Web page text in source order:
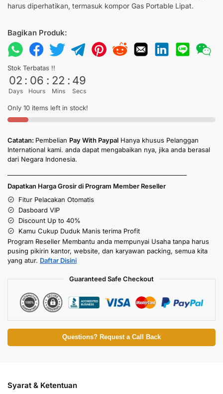
harus diperhatikan, termasuk kompor Gas Portable Lipat.
Bagikan Produk:
Stok Terbatas !!
02
Days
: 06
Hours
: 22
Mins
: 49
Secs
Only 10 items left in stock!
Catatan: Pembelian Pay With Paypal Hanya khusus Pelanggan
International kami. anda dapat mengabaikan nya, jika anda berasal
dari Negara Indonesia.
Dapatkan Harga Grosir di Program Member Reseller
Fitur Pelacakan Otomatis
Dasboard VIP
Discount Up to 40%
Kamu Cukup Duduk Manis terima Profit
Program Reseller Membantu anda mempunyai Usaha tanpa harus
pusing pikirin kantor, website, dan karyawan packing, semua kita
yang atur. Daftar Disini
Guaranteed Safe Checkout
Questions? Request a Call Back
Syarat & Ketentuan